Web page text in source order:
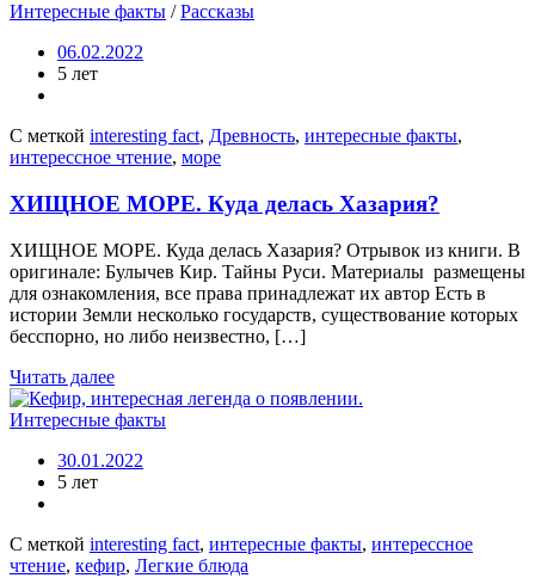
Интересные факты /Рассказы
06.02.2022
5 лет
С меткой interesting fact, Древность, интересные факты,
интерессное чтение, море
ХИЩНОЕ МОРЕ. Куда делась Хазария?
ХИЩНОЕ МОРЕ. Куда делась Хазария? Отрывок из книги. В
оригинале: Булычев Кир. Тайны Руси. Материалы размещены
для ознакомления, все права принадлежат их автор Есть в
истории Земли несколько государств, существование которых
бесспорно, но либо неизвестно, […]
Читать далее
Интересные факты
30.01.2022
5 лет
С меткой interesting fact, интересные факты, интерессное
чтение, кефир, Легкие блюда